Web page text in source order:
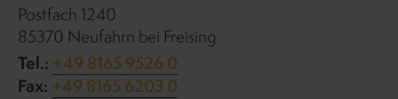
Postfach 1240
85370 Neufahrn bei Freising
Tel.: +49 8165 9526 0
Fax: +49 8165 6203 0